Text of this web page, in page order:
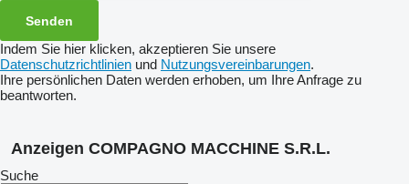
Indem Sie hier klicken, akzeptieren Sie unsere
Datenschutzrichtlinien und Nutzungsvereinbarungen.
Ihre persönlichen Daten werden erhoben, um Ihre Anfrage zu
beantworten.
Anzeigen COMPAGNO MACCHINE S.R.L.
Suche